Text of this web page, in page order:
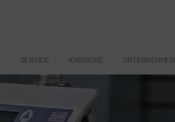
SERVICE KARRIERE UNTERNEHMEN